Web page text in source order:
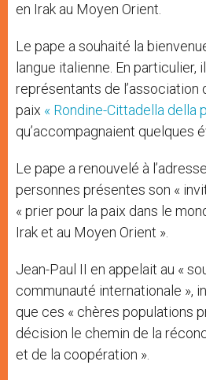
en Irak au Moyen Orient.
Le pape a souhaité la
langue italienne. En particulier,
représentants de l’association
paix « Rondine-Cittadella della
qu’accompagnaient quelques
Le pape a renouvelé à
personnes présentes son «
« prier pour la paix dans le
Irak et au Moyen Orient ».
Jean-Paul II en appelait au «
communauté internationale »,
que ces « chères populations
décision le chemin de la
et de la coopération ».